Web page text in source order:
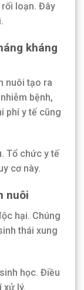
rối loạn. Đây
kháng
nuôi tạo ra
bệnh,
phí y tế cũng
Tổ chức y tế
cơ này.
nuôi
hại. Chúng
thái xung
học. Điều
xử lý.